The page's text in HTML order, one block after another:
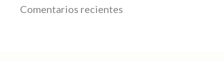
Comentarios recientes